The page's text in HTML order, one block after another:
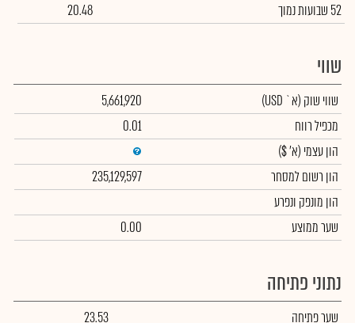
52 שבועות נמוך
20.48
שווי
שווי שוק (א` USD)
5,661,920
מכפיל רווח
0.01
הון עצמי (א' $)
הון רשום למסחר
235,129,597
הון מונפק ונפרע
שער ממוצע
0.00
נתוני פתיחה
שער פתיחה 23.53